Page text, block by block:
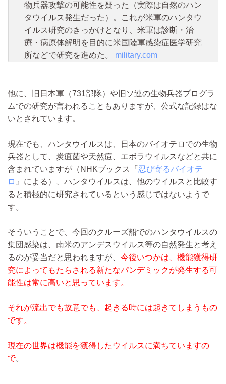
物兵器攻撃の可能性を疑った（実際は自然のハン
タウイルス発生だった）。これが米軍のハンタウ
イルス研究のきっかけとなり、米軍は診断・治
療・病原体解明を目的に米国陸軍感染症医学研究
所などで研究を進めた。 military.com
他に、旧日本軍（731部隊）や旧ソ連の生物兵器プログラ
ムでの研究が言われることもありますが、公式な記録はな
いとされています。
現在でも、ハンタウイルスは、日本のバイオテロでの生物
兵器として、炭疽菌や天然痘、エボラウイルスなどと共に
含まれていますが（NHKブックス『忍び寄るバイオテ
ロ 』による）、ハンタウイルスは、他のウイルスと比較す
ると積極的に研究されているという感じではないようで
す。
そういうことで、今回のクルーズ船でのハンタウイルスの
集団感染は、南米のアンデスウイルス等の自然発生と考え
るのが妥当だと思われますが、 今後いつかは、機能獲得研
究によってもたらされる新たなパンデミックが発生する可
能性は常に高いと思っています。
それが流出でも故意でも、起きる時には起きてしまうもの
です。
現在の世界は機能を獲得したウイルスに満ちていますの
で。